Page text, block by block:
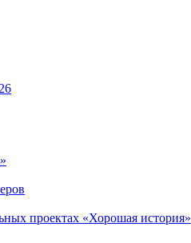
проектах «Хорошая история»